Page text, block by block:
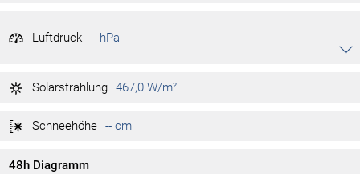
Luftdruck -- hPa Akkordeon auf-/zuklappen
-- hPa
Tag max.
Solarstrahlung 467,0 W/m²
Schneehöhe -- cm
48h Diagramm